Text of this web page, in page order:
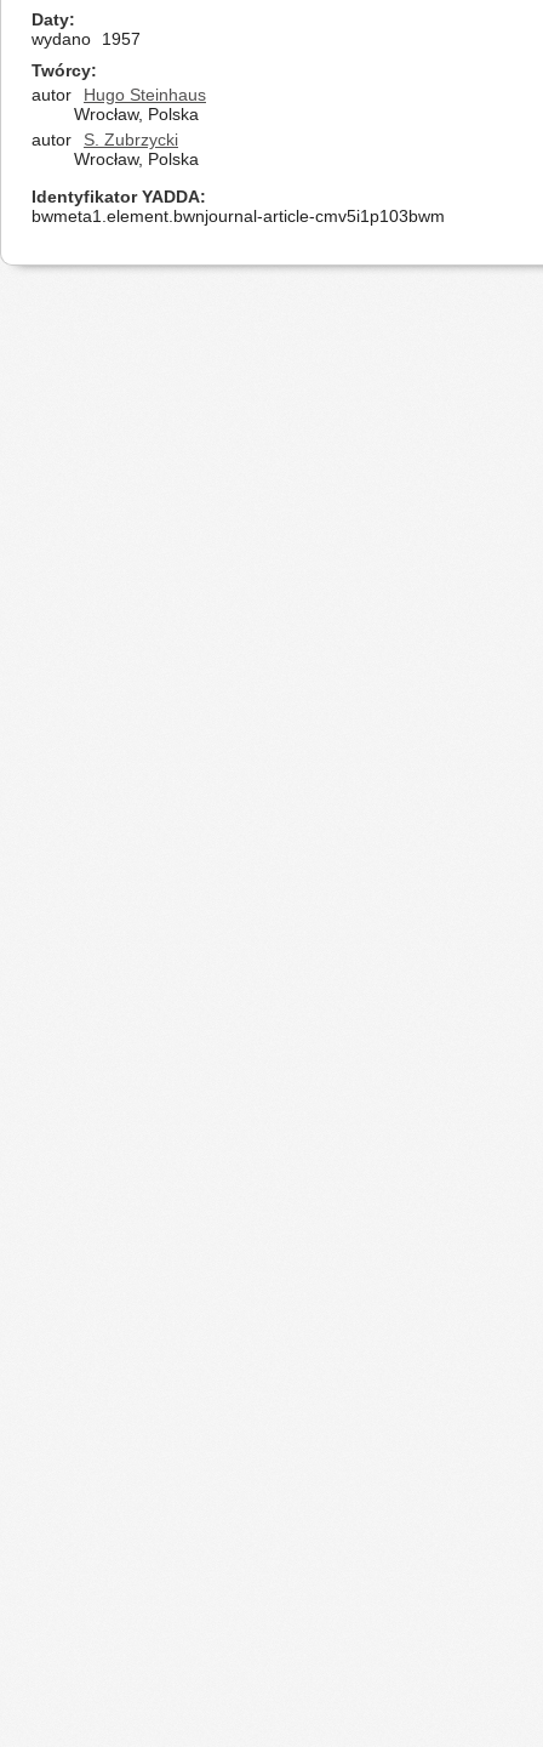
Daty
wydano
1957
Twórcy
autor
Hugo Steinhaus
Wrocław, Polska
autor
S. Zubrzycki
Wrocław, Polska
Identyfikator YADDA
bwmeta1.element.bwnjournal-article-cmv5i1p103bwm